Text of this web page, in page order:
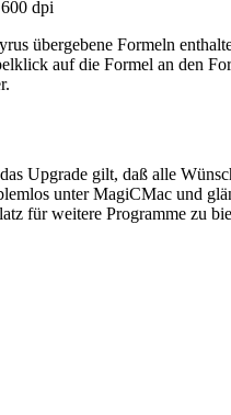
dpi
übergebene Formeln
auf die Formel an den
Upgrade gilt, daß alle
unter MagiCMac und
für weitere Programme zu